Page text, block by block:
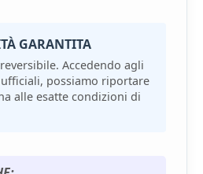
GARANTITA
Accedendo agli
possiamo riportare
alle esatte condizioni di